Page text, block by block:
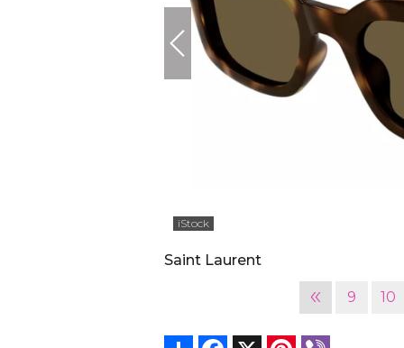
iStock
Saint Laurent
« 9 10
Share Facebook Pinterest